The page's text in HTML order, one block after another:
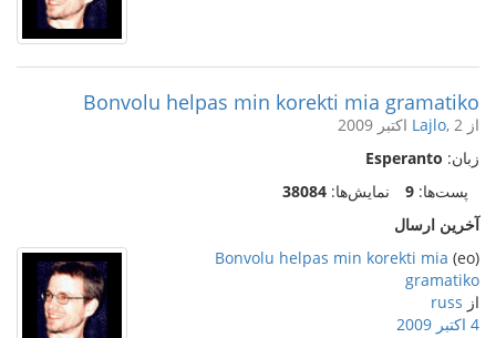
Bonvolu helpas min korekti mia gramatiko
از Lajlo, 2 اکتبر 2009
زبان: Esperanto
پست‌ها: 9 نمایش‌ها: 38084
آخرین ارسال
(eo)
Bonvolu helpas min korekti mia
gramatiko
از russ
4 اکتبر 2009